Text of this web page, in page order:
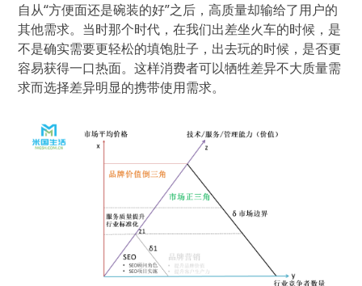
自从“方便面还是碗装的好”之后，高质量却输给了用户的
其他需求。当时那个时代，在我们出差坐火车的时候，是
不是确实需要更轻松的填饱肚子，出去玩的时候，是否更
容易获得一口热面。这样消费者可以牺牲差异不大质量需
求而选择差异明显的携带使用需求。